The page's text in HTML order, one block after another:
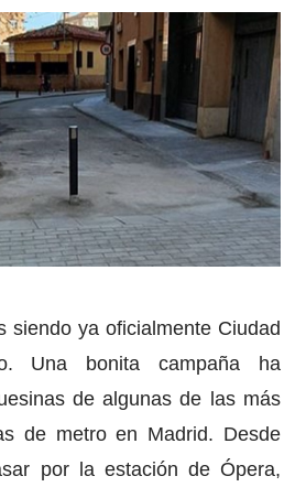
siendo ya oficialmente Ciudad
Una bonita campaña ha
de algunas de las más
de metro en Madrid. Desde
por la estación de Ópera,